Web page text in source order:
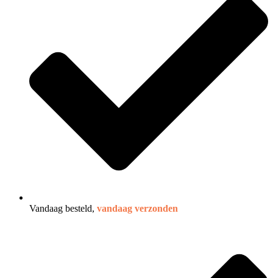
Vandaag besteld, vandaag verzonden